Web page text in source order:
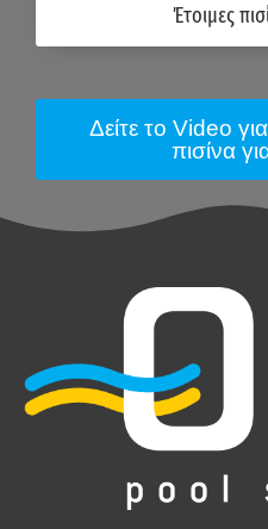
Έτοιμες
Δείτε το Video
πισίνα